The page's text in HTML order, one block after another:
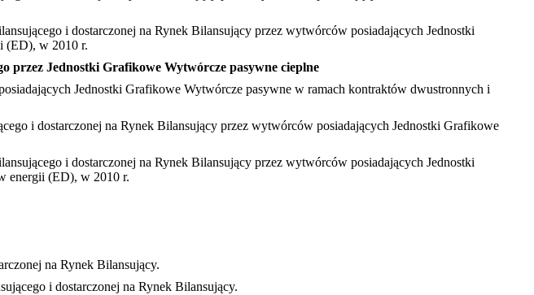
i dostarczonej na Rynek Bilansujący przez wytwórców posiadających Jednostki
(ED), w 2010 r.
przez Jednostki Grafikowe Wytwórcze pasywne cieplne
Jednostki Grafikowe Wytwórcze pasywne w ramach kontraktów dwustronnych i
i dostarczonej na Rynek Bilansujący przez wytwórców posiadających Jednostki Grafikowe
i dostarczonej na Rynek Bilansujący przez wytwórców posiadających Jednostki
energii (ED), w 2010 r.
na Rynek Bilansujący.
i dostarczonej na Rynek Bilansujący.